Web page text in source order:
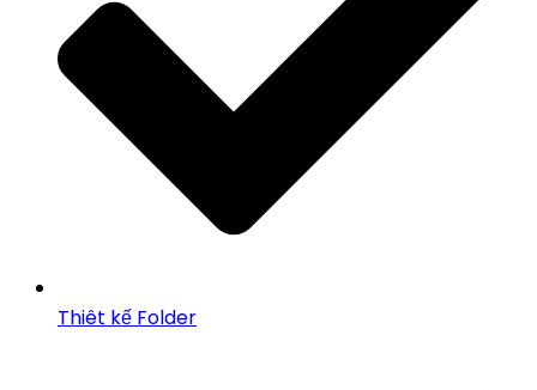
Thiêt kế Folder